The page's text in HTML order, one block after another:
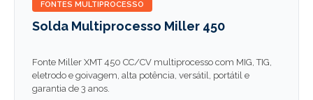
FONTES MULTIPROCESSO
Solda Multiprocesso Miller 450
Fonte Miller XMT 450 CC/CV multiprocesso com MIG, TIG,
eletrodo e goivagem, alta potência, versátil, portátil e
garantia de 3 anos.